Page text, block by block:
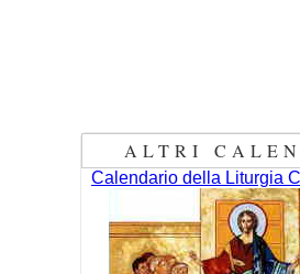
ALTRI
Calendario della Liturgia